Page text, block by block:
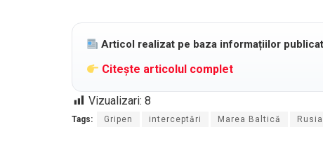
Articol realizat pe baza informațiilor
Citește articolul complet
Vizualizari: 8
Tags: Gripen interceptări Marea Baltică Rusia